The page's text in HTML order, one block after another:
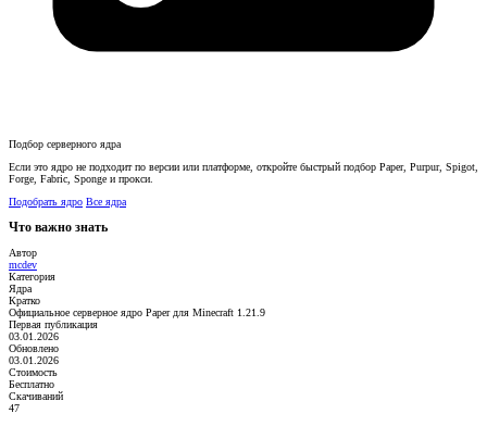
Подбор серверного ядра
Если это ядро не подходит по версии или платформе, откройте быстрый подбор Paper, Purpur, Spigot,
Forge, Fabric, Sponge и прокси.
Подобрать ядро Все ядра
Что важно знать
Автор
mcdev
Категория
Ядра
Кратко
Официальное серверное ядро Paper для Minecraft 1.21.9
Первая публикация
03.01.2026
Обновлено
03.01.2026
Стоимость
Бесплатно
Скачиваний
47